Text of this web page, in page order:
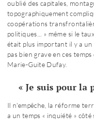
oublié des capitales,
topographiquement
coopérations
politiques... » même si le
était plus important il y a
pas bien grave en ces
Marie-Guite Dufay.
« Je suis pour la
Il n'empêche, la réforme
a un temps « inquiété »